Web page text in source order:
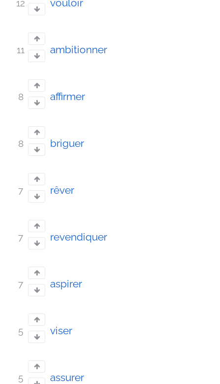
12 vouloir
11 ambitionner
8 affirmer
8 briguer
7 rêver
7 revendiquer
7 aspirer
5 viser
5 assurer